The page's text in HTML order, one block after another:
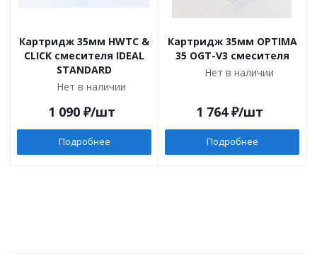
Картридж 35мм HWTC &
CLICK смесителя IDEAL
STANDARD
Нет в наличии
1 090 ₽/шт
Подробнее
Картридж 35мм OPTIMA
35 OGT-V3 смесителя
Нет в наличии
1 764₽/шт
Подробнее